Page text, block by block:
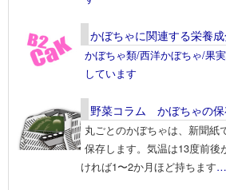
かぼちゃに関連する栄養
かぼちゃ類/西洋かぼちゃ/果
しています
野菜コラム かぼちゃの保
丸ごとのかぼちゃは、新聞紙
保存します。気温は13度前後
ければ1〜2か月ほど持ちます